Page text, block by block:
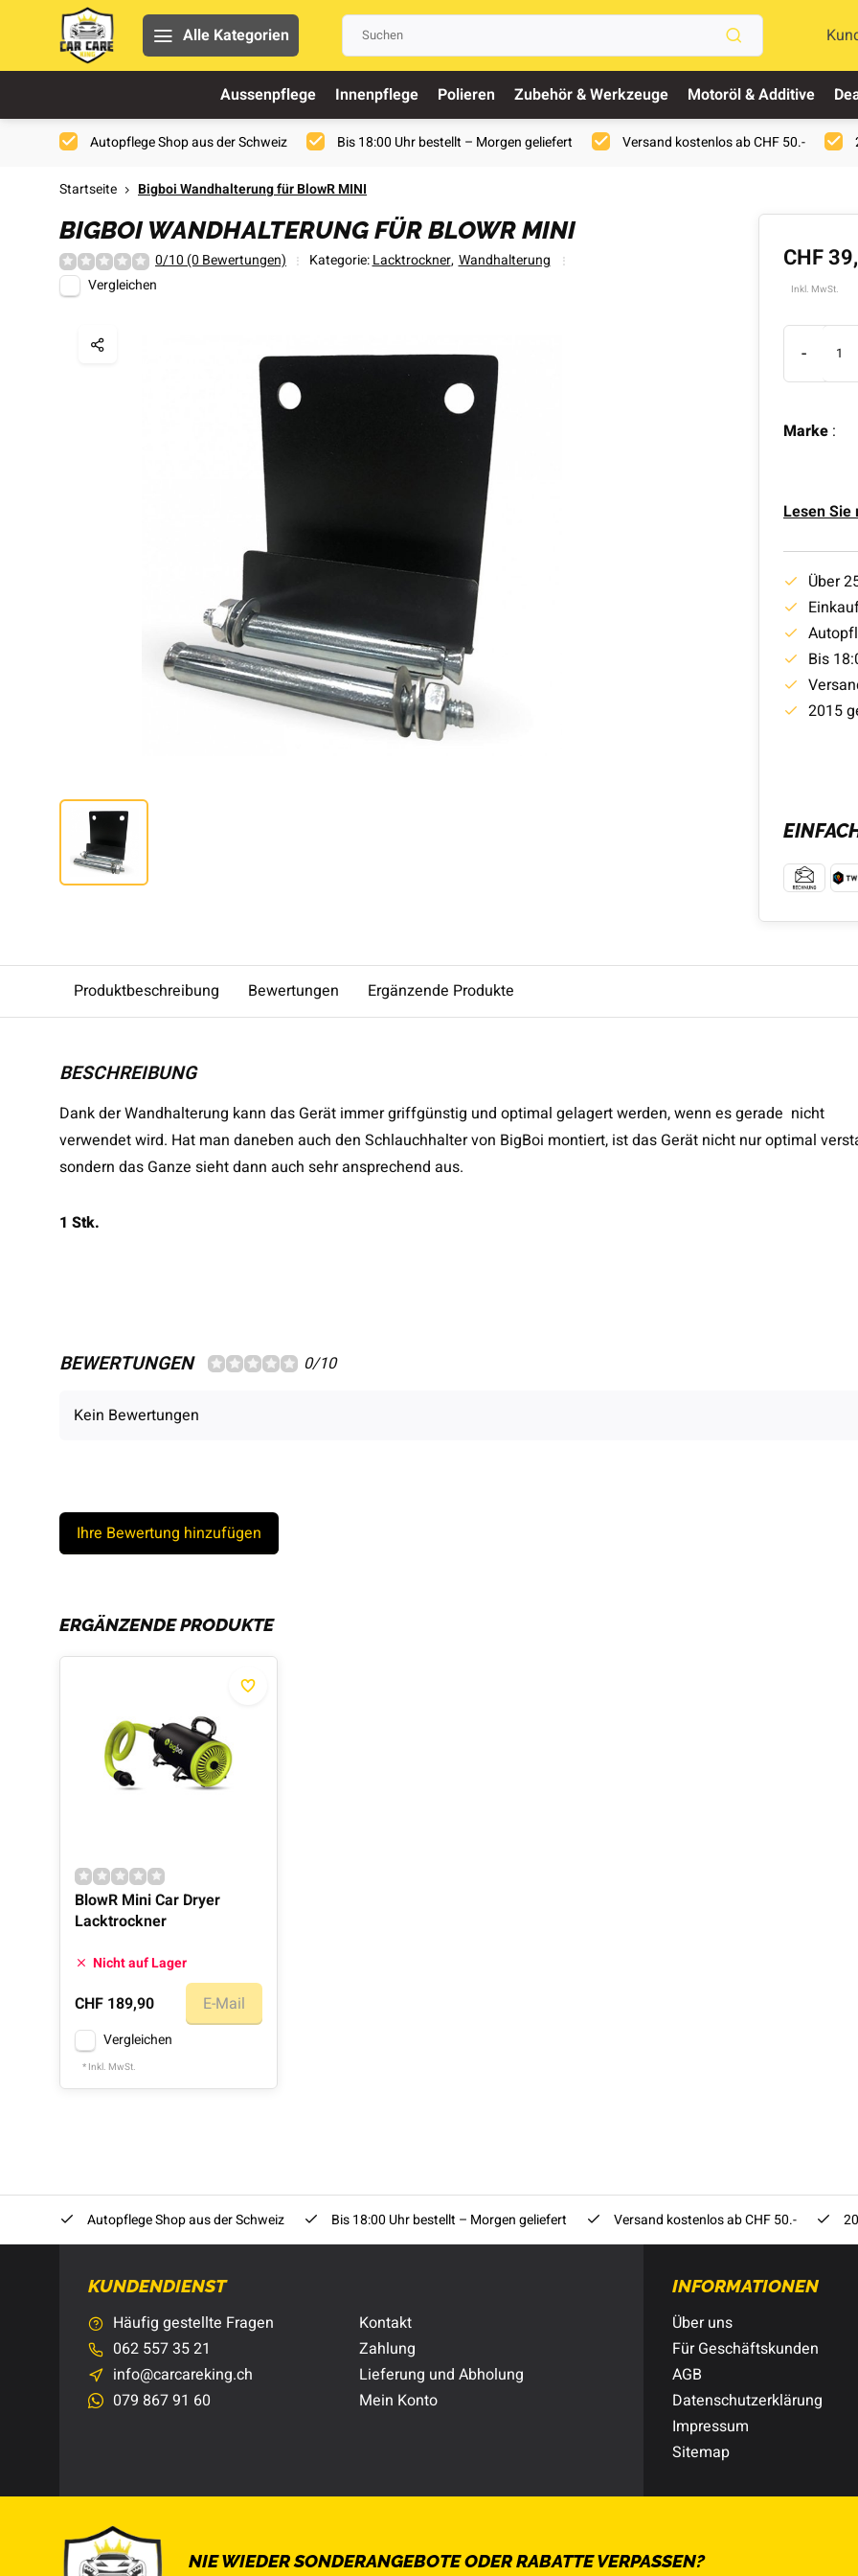
Alle Kategorien
Aussenpflege Innenpflege Polieren Zubehör & Werkzeuge Motoröl & Additive
Autopflege Shop aus der Schweiz Bis 18:00 Uhr bestellt – Morgen geliefert Versand kostenlos ab CHF 50.-
Startseite Bigboi Wandhalterung für BlowR MINI
BIGBOI WANDHALTERUNG FÜR BLOWR MINI
0/10 (0 Bewertungen) Kategorie:Lacktrockner, Wandhalterung
Vergleichen
CHF
Inkl. MwSt.
-
Marke :
Lesen Sie
Über
Bis
2015
Produktbeschreibung Bewertungen Ergänzende Produkte
BESCHREIBUNG
Dank der Wandhalterung kann das Gerät immer griffgünstig und optimal gelagert werden, wenn es gerade nicht
verwendet wird. Hat man daneben auch den Schlauchhalter von BigBoi montiert, ist das Gerät nicht nur optimal
sondern das Ganze sieht dann auch sehr ansprechend aus.
1 Stk.
BEWERTUNGEN 0/10
Kein Bewertungen
Ihre Bewertung hinzufügen
ERGÄNZENDE PRODUKTE
BlowR Mini Car Dryer
Lacktrockner
Nicht auf Lager
CHF 189,90 E-Mail
Vergleichen
* Inkl. MwSt.
Autopflege Shop aus der Schweiz Bis 18:00 Uhr bestellt – Morgen geliefert Versand kostenlos ab CHF 50.-
KUNDENDIENST
Häufig gestellte Fragen
062 557 35 21
info@carcareking.ch
079 867 91 60
Kontakt
Zahlung
Lieferung und Abholung
Mein Konto
INFORMATIONEN
Über uns
Für Geschäftskunden
AGB
Datenschutzerklärung
Impressum
Sitemap
NIE WIEDER SONDERANGEBOTE ODER RABATTE VERPASSEN?